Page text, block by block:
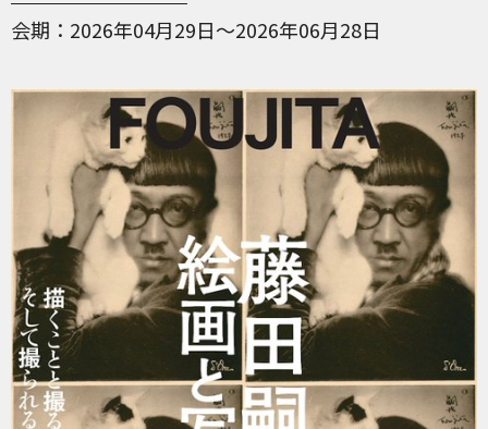
会期
2026年04月29日～2026年06月28日